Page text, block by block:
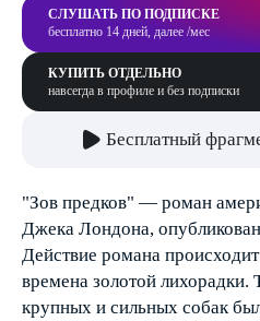
СЛУШАТЬ ПО ПОДПИСКЕ
бесплатно 14 дней, далее /мес
КУПИТЬ ОТДЕЛЬНО
навсегда в профиле и без подписки
Бесплатный
"Зов предков" — роман
Джека Лондона,
Действие романа
времена золотой лихорадки.
крупных и сильных собак